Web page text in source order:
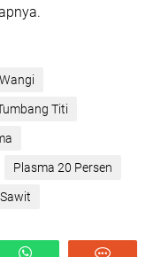
Titi
Plasma 20 Persen
Sawit